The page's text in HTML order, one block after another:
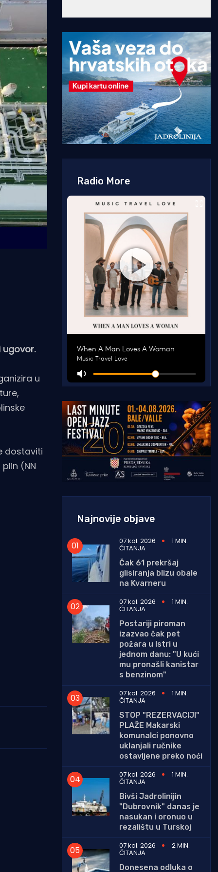
ugovor.
u
dostaviti
(NN
Radio More
Najnovije objave
07 kol. 2026 1 MIN.
ČITANJA
Čak 61 prekršaj
glisiranja blizu obale
na Kvarneru
07 kol. 2026
1 MIN.
ČITANJA
Postariji piroman
izazvao čak pet
požara u Istri u
jednom danu: "U kući
mu pronašli kanistar
s benzinom"
07 kol. 2026
1 MIN.
ČITANJA
STOP "REZERVACIJI"
PLAŽE Makarski
komunalci ponovno
uklanjali ručnike
ostavljene preko noći
07 kol. 2026
1 MIN.
ČITANJA
Bivši Jadrolinijin
"Dubrovnik" danas je
nasukan i oronuo u
rezalištu u Turskoj
07 kol. 2026
2 MIN.
ČITANJA
Donesena odluka o